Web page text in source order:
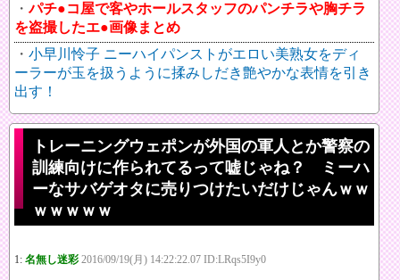
パチ●コ屋で客やホールスタッフのパンチラや胸チラ
を盗撮したエ●画像まとめ
小早川怜子 ニーハイパンストがエロい美熟女をディ
ーラーが玉を扱うように揉みしだき艶やかな表情を引き
出す！
トレーニングウェポンが外国の軍人とか警察の
訓練向けに作られてるって嘘じゃね？ ミーハ
ーなサバゲオタに売りつけたいだけじゃんｗｗ
ｗｗｗｗｗ
1: 名無し迷彩 2016/09/19(月) 14:22:22.07 ID:LRqs5I9y0